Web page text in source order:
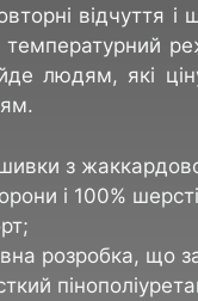
відчуття
людям, які
з
і 100%
розробка, що